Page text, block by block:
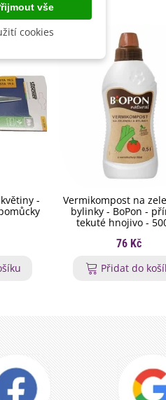
-
Vermikompost na
bylinky - BoPon -
tekuté hnojivo -
76 Kč
Přidat do
vše
cookies